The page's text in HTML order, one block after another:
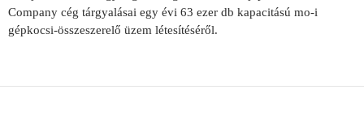
Company cég tárgyalásai egy évi 63 ezer db kapacitású mo-i
gépkocsi-összeszerelő üzem létesítéséről.